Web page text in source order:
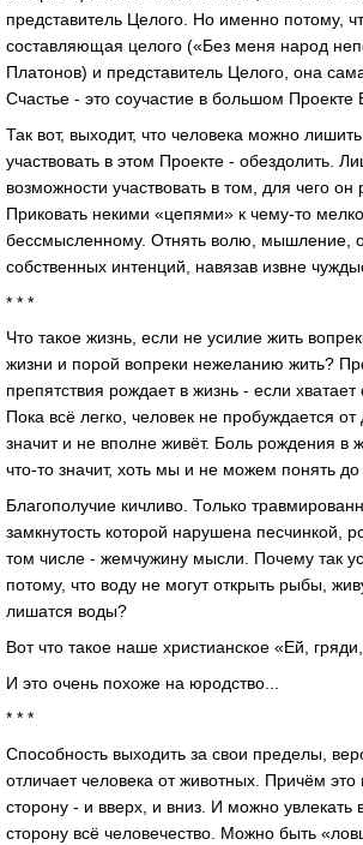
представитель Целого. Но именно потому,
составляющая целого («Без меня народ
Платонов) и представитель Целого, она
Счастье - это соучастие в большом Проекте
Так вот, выходит, что человека можно
участвовать в этом Проекте - обездолить.
возможности участвовать в том, для чего он
Приковать некими «цепями» к чему-то
бессмысленному. Отнять волю, мышление,
собственных интенций, навязав извне
* * *
Что такое жизнь, если не усилие жить
жизни и порой вопреки нежеланию жить?
препятствия рождает в жизнь - если
Пока всё легко, человек не пробуждается от
значит и не вполне живёт. Боль рождения в
что-то значит, хоть мы и не можем понять
Благополучие кичливо. Только
замкнутость которой нарушена песчинкой,
том числе - жемчужину мысли. Почему так
потому, что воду не могут открыть рыбы,
лишатся воды?
Вот что такое наше христианское «Ей,
И это очень похоже на юродство...
* * *
Способность выходить за свои пределы,
отличает человека от животных. Причём
сторону - и вверх, и вниз. И можно увлекать
сторону всё человечество. Можно быть